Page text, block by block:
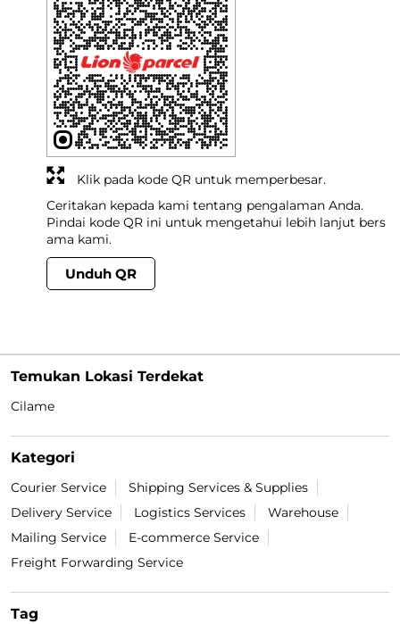
Ceritakan kepada kami tentang pengalaman Anda.
Pindai kode QR ini untuk mengetahui lebih lanjut bers
ama kami.
Unduh QR
Klik pada kode QR untuk memperbesar.
Temukan Lokasi Terdekat
Cilame
Kategori
Courier Service
Shipping Services & Supplies
Delivery Service
Logistics Services
Warehouse
Mailing Service
E-commerce Service
Freight Forwarding Service
Tag